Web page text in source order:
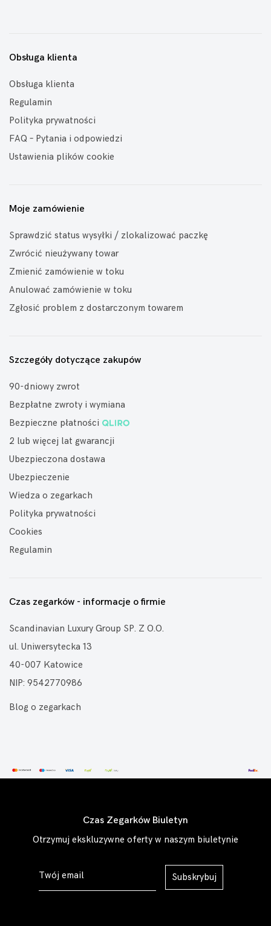
Obsługa klienta
Obsługa klienta
Regulamin
Polityka prywatności
FAQ – Pytania i odpowiedzi
Ustawienia plików cookie
Moje zamówienie
Sprawdzić status wysyłki / zlokalizować paczkę
Zwrócić nieużywany towar
Zmienić zamówienie w toku
Anulować zamówienie w toku
Zgłosić problem z dostarczonym towarem
Szczegóły dotyczące zakupów
90-dniowy zwrot
Bezpłatne zwroty i wymiana
Bezpieczne płatności
2 lub więcej lat gwarancji
Ubezpieczona dostawa
Ubezpieczenie
Wiedza o zegarkach
Polityka prywatności
Cookies
Regulamin
Czas zegarków - informacje o firmie
Scandinavian Luxury Group SP. Z O.O.
ul. Uniwersytecka 13
40-007 Katowice
NIP: 9542770986
Blog o zegarkach
Czas Zegarków Biuletyn
Otrzymuj ekskluzywne oferty w naszym biuletynie
Subskrybuj